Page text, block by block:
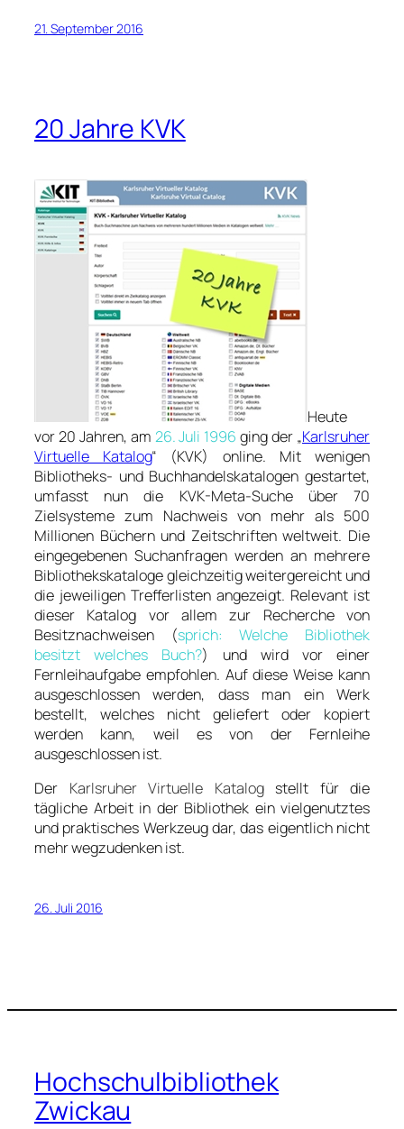
21. September 2016
20 Jahre KVK
Heute
vor 20 Jahren, am 26. Juli 1996 ging der „Karlsruher
Virtuelle Katalog“ (KVK) online. Mit wenigen
Bibliotheks- und Buchhandelskatalogen gestartet,
umfasst nun die KVK-Meta-Suche über 70
Zielsysteme zum Nachweis von mehr als 500
Millionen Büchern und Zeitschriften weltweit. Die
eingegebenen Suchanfragen werden an mehrere
Bibliothekskataloge gleichzeitig weitergereicht und
die jeweiligen Trefferlisten angezeigt. Relevant ist
dieser Katalog vor allem zur Recherche von
Besitznachweisen (sprich: Welche Bibliothek
besitzt welches Buch?) und wird vor einer
Fernleihaufgabe empfohlen. Auf diese Weise kann
ausgeschlossen werden, dass man ein Werk
bestellt, welches nicht geliefert oder kopiert
werden kann, weil es von der Fernleihe
ausgeschlossen ist.
Der Karlsruher Virtuelle Katalogstellt für die
tägliche Arbeit in der Bibliothek ein vielgenutztes
und praktisches Werkzeug dar, das eigentlich nicht
mehr wegzudenken ist.
26. Juli 2016
Hochschulbibliothek
Zwickau